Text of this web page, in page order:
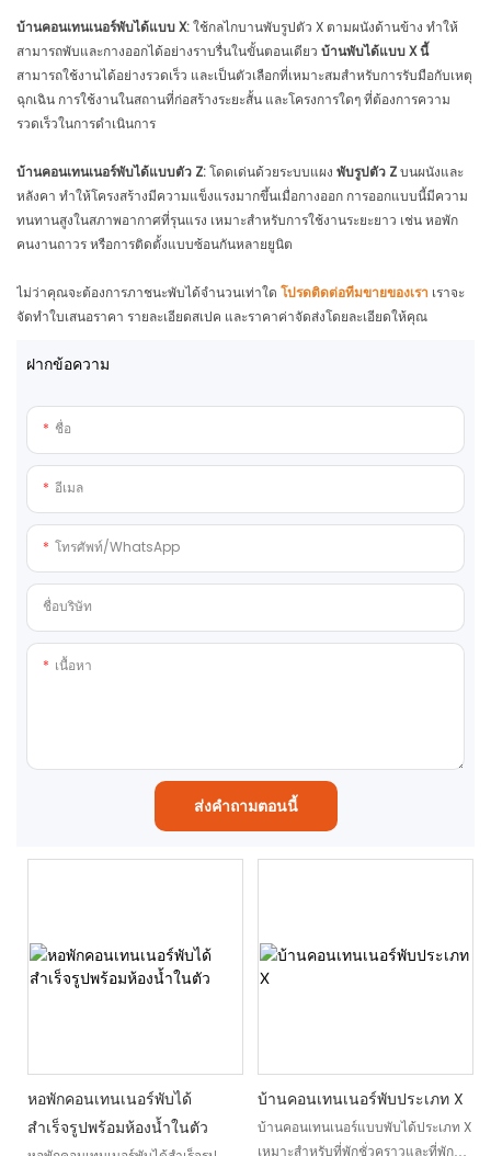
บ้านคอนเทนเนอร์พับได้แบบ X:ใช้กลไกบานพับรูปตัว X ตามผนังด้านข้าง ทำให้
สามารถพับและกางออกได้อย่างราบรื่นในขั้นตอนเดียว บ้านพับได้แบบ X นี้
สามารถใช้งานได้อย่างรวดเร็ว และเป็นตัวเลือกที่เหมาะสมสำหรับการรับมือกับเหตุ
ฉุกเฉิน การใช้งานในสถานที่ก่อสร้างระยะสั้น และโครงการใดๆ ที่ต้องการความ
รวดเร็วในการดำเนินการ
บ้านคอนเทนเนอร์พับได้แบบตัว Z:โดดเด่นด้วยระบบแผง พับรูปตัว Zบนผนังและ
หลังคา ทำให้โครงสร้างมีความแข็งแรงมากขึ้นเมื่อกางออก การออกแบบนี้มีความ
ทนทานสูงในสภาพอากาศที่รุนแรง เหมาะสำหรับการใช้งานระยะยาว เช่น หอพัก
คนงานถาวร หรือการติดตั้งแบบซ้อนกันหลายยูนิต
ไม่ว่าคุณจะต้องการภาชนะพับได้จำนวนเท่าใด โปรดติดต่อทีมขายของเรา เราจะ
จัดทำใบเสนอราคา รายละเอียดสเปค และราคาค่าจัดส่งโดยละเอียดให้คุณ
ฝากข้อความ
ชื่อ
อีเมล
โทรศัพท์/WhatsApp
ชื่อบริษัท
เนื้อหา
ส่งคำถามตอนนี้
หอพักคอนเทนเนอร์พับได้
สำเร็จรูปพร้อมห้องน้ำในตัว
บ้านคอนเทนเนอร์พับประเภท X
บ้านคอนเทนเนอร์แบบพับได้ประเภท X
เหมาะสำหรับที่พักชั่วคราวและที่พักพิง